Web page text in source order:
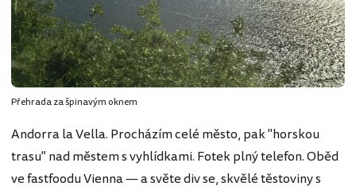
Přehrada za špinavým oknem
Andorra la Vella. Procházím celé město, pak "horskou
trasu" nad městem s vyhlídkami. Fotek plný telefon. Oběd
ve fastfoodu Vienna — a světe div se, skvělé těstoviny s